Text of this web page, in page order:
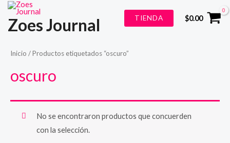
contenido
Zoes Journal TIENDA $0.00
Inicio / Productos etiquetados “oscuro”
oscuro
No se encontraron productos que concuerden
con la selección.